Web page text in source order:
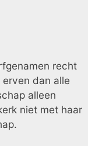
recht
dan alle
alleen
niet met haar